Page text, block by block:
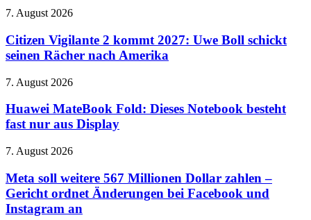
„Conan
Must
Go“
22.
Citizen
2
kommt
2027:
Boll
seinen
Rächer
Amerika
7. August 2026
Citizen Vigilante 2 kommt 2027: Uwe Boll schickt
seinen Rächer nach Amerika
Huawei
Fold:
Dieses
Notebook
fast
aus
Display
7. August 2026
Huawei MateBook Fold: Dieses Notebook besteht
fast nur aus Display
Meta
weitere
567
Millionen
Dollar
7. August 2026
Meta soll weitere 567 Millionen Dollar zahlen –
Gericht ordnet Änderungen bei Facebook und
Instagram an